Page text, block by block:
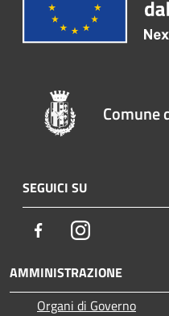
Comune
SEGUICI SU
FacebookInstagram
AMMINISTRAZIONE
Organi di Governo